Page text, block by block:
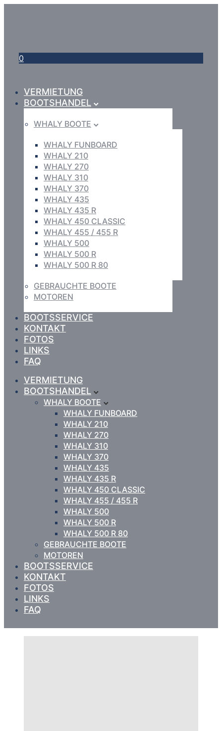
0
VERMIETUNG
BOOTSHANDEL
WHALY BOOTE
WHALY FUNBOARD
WHALY 210
WHALY 270
WHALY 310
WHALY 370
WHALY 435
WHALY 435 R
WHALY 450 CLASSIC
WHALY 455 / 455 R
WHALY 500
WHALY 500 R
WHALY 500 R 80
GEBRAUCHTE BOOTE
MOTOREN
BOOTSSERVICE
KONTAKT
FOTOS
LINKS
FAQ
VERMIETUNG
BOOTSHANDEL
WHALY BOOTE
WHALY FUNBOARD
WHALY 210
WHALY 270
WHALY 310
WHALY 370
WHALY 435
WHALY 435 R
WHALY 450 CLASSIC
WHALY 455 / 455 R
WHALY 500
WHALY 500 R
WHALY 500 R 80
GEBRAUCHTE BOOTE
MOTOREN
BOOTSSERVICE
KONTAKT
FOTOS
LINKS
FAQ